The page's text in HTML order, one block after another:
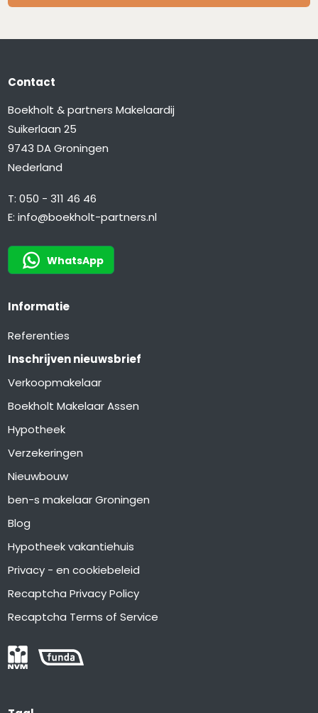
Contact
Boekholt & partners Makelaardij
Suikerlaan 25
9743 DA Groningen
Nederland
T:050 - 311 46 46
E:info@boekholt-partners.nl
WhatsApp
Informatie
Referenties
Inschrijven nieuwsbrief
Verkoopmakelaar
Boekholt Makelaar Assen
Hypotheek
Verzekeringen
Nieuwbouw
ben-s makelaar Groningen
Blog
Hypotheek vakantiehuis
Privacy - en cookiebeleid
Recaptcha Privacy Policy
Recaptcha Terms of Service